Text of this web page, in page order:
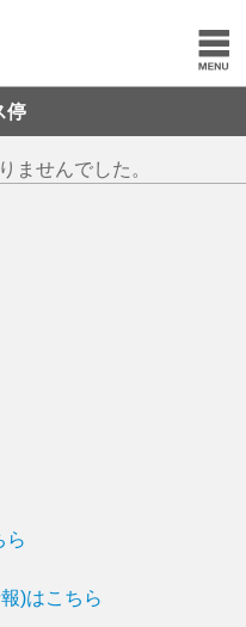
停
ませんでした。
ら
)はこちら